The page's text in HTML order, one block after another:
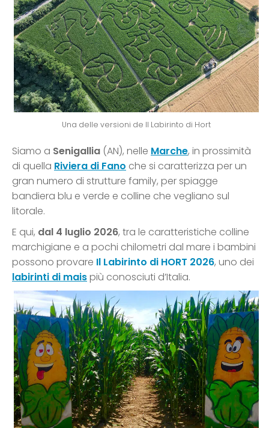
Una delle versioni de Il Labirinto di Hort
Siamo a Senigallia (AN), nelle Marche, in prossimità
di quella Riviera di Fano che si caratterizza per un
gran numero di strutture family, per spiagge
bandiera blu e verde e colline che vegliano sul
litorale.
E qui, dal 4 luglio 2026, tra le caratteristiche colline
marchigiane e a pochi chilometri dal mare i bambini
possono provare Il Labirinto di HORT 2026, uno dei
labirinti di maispiù conosciuti d’Italia.